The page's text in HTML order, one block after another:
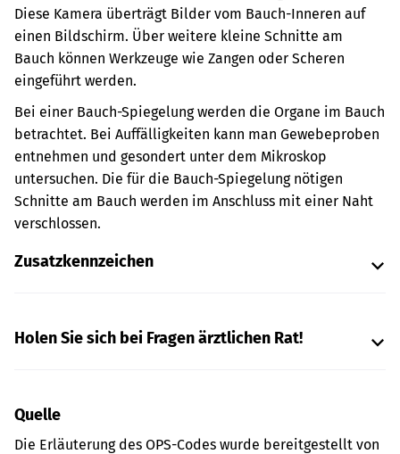
Diese Kamera überträgt Bilder vom Bauch-Inneren auf
einen Bildschirm. Über weitere kleine Schnitte am
Bauch können Werkzeuge wie Zangen oder Scheren
eingeführt werden.
Bei einer Bauch-Spiegelung werden die Organe im Bauch
betrachtet. Bei Auffälligkeiten kann man Gewebeproben
entnehmen und gesondert unter dem Mikroskop
untersuchen. Die für die Bauch-Spiegelung nötigen
Schnitte am Bauch werden im Anschluss mit einer Naht
verschlossen.
Zusatzkennzeichen
Holen Sie sich bei Fragen ärztlichen Rat!
Quelle
Die Erläuterung des OPS-Codes wurde bereitgestellt von